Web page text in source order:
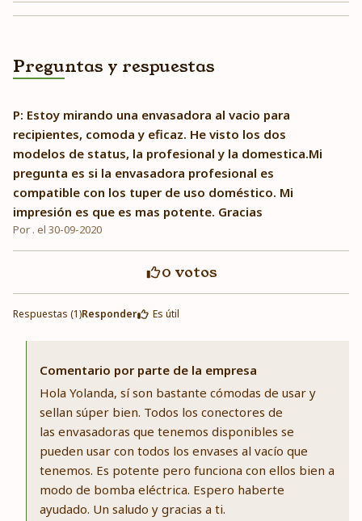
Preguntas y respuestas
P: Estoy mirando una envasadora al vacio para
recipientes, comoda y eficaz. He visto los dos
modelos de status, la profesional y la domestica.Mi
pregunta es si la envasadora profesional es
compatible con los tuper de uso doméstico. Mi
impresión es que es mas potente. Gracias
Por . el 30-09-2020
0 votos
Respuestas (1)Responder Es útil
Comentario por parte de la empresa
Hola Yolanda, sí son bastante cómodas de usar y
sellan súper bien. Todos los conectores de
las envasadoras que tenemos disponibles se
pueden usar con todos los envases al vacío que
tenemos. Es potente pero funciona con ellos bien a
modo de bomba eléctrica. Espero haberte
ayudado. Un saludo y gracias a ti.